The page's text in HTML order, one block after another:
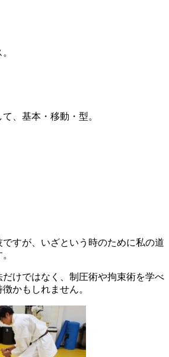
、基本・移動・型。
すが、いざという時のために私の道
けではなく、制圧術や拘束術を学べ
かもしれません。